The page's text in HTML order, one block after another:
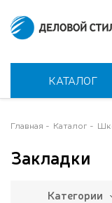
КАТАЛОГ
Главная Каталог
Закладки
Категории